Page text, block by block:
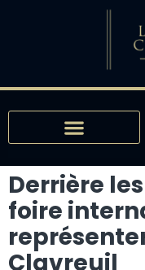
Derrière
foire
Clavreuil